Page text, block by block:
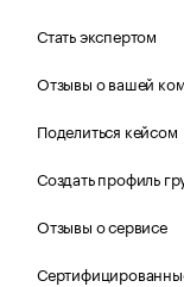
Стать экспертом
Отзывы о вашей
Поделиться кейсом
Создать профиль
Отзывы о сервисе